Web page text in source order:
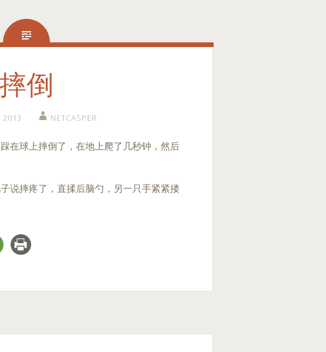
摔倒
2013 NETCASPER
在球上摔倒了，在地上爬了几秒钟，然后
说摔疼了，直揉后脑勺，另一只手紧紧搂